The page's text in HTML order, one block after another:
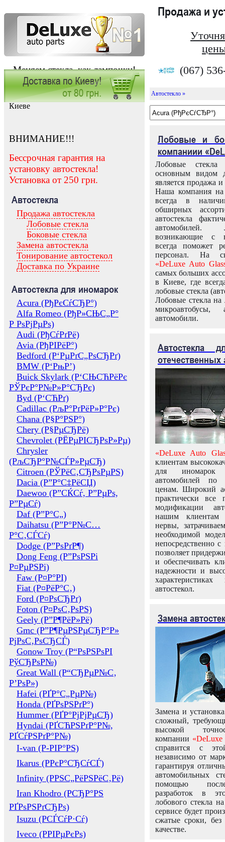
Меняем стекла, как лампочки!
Продажа и
(067)
Заказать установку автостекла в
Киеве
ВНИМАНИЕ!!!
Бессрочная гарантия на
установку автостекла!
Установка от 250 грн.
Автостекла
Продажа автостекла
Лобовые стекла
Боковые стекла
Замена автостекла
Тонирование автостекол
Доставка по Украине
Автостекла для иномарок
Acura (РђРєСѓСЂР°)
Alfa Romeo (РђР»СЊС„Р°
Р РѕРјРµРѕ)
Audi (РђСѓРґРё)
Avia (РђРІРёР°)
Bedford (Р‘РµРґС„РѕСЂРґ)
BMW (Р‘РњР’)
Buick Skylark (Р‘СЊСЋРёРє
РЎРєР°Р№Р»Р°СЂРє)
Byd (Р‘СЋРґ)
Cadillac (РљР°РґРёР»Р°Рє)
Chana (Р§Р°РЅР°)
Chery (Р§РµСЂРё)
Chevrolet (РЁРµРІСЂРѕР»Рµ)
Chrysler
(РљСЂР°Р№СЃР»РµСЂ)
Citroen (РЎРёС‚СЂРѕРµРЅ)
Dacia (Р”Р°С‡РёСЏ)
Daewoo (Р”СЌСѓ, Р”РµРѕ,
Р”РµСѓ)
Daf (Р”Р°С„)
Daihatsu (Р”Р°Р№С…
Р°С‚СЃСѓ)
Dodge (Р”РѕРґР¶)
Dong Feng (Р”РѕРЅРі
Р¤РµРЅРі)
Faw (Р¤Р°РІ)
Fiat (Р¤РёР°С‚)
Ford (Р¤РѕСЂРґ)
Foton (Р¤РѕС‚РѕРЅ)
Geely (Р”Р¶РёР»Рё)
Gmc (Р”Р¶РµРЅРµСЂР°Р»
РјРѕС‚РѕСЂСЃ)
Gonow Troy (Р“РѕРЅРѕРІ
РўСЂРѕР№)
Great Wall (Р“СЂРµР№С‚
Р’РѕР»)
Hafei (РҐР°С„РµР№)
Honda (РҐРѕРЅРґР°)
Hummer (РҐР°РјРјРµСЂ)
Hyndai (РҐСЋРЅРґР°Р№,
РҐСѓРЅРґР°Р№)
I-van (Р-РІР°РЅ)
Ikarus (РРєР°СЂСѓСЃ)
Infinity (РРЅС„РёРЅРёС‚Рё)
Iran Khodro (РСЂР°РЅ
РҐРѕРЅРґСЂРѕ)
Isuzu (РСЃСѓР·Сѓ)
Iveco (РРІРµРєРѕ)
Автостекло »
Лобовые и
компаниии
Лобовые
основным видом
является продажа и
Наша компания на
всегда в
обширных
автостекла
возникающие с
всегда поможет
персонал. На
«DeLuxe Auto
самых больших
в Киеве, где
лобовые стекла
Лобовые стекла на
микроавтобусы,
автомобили.
Автостекла
отечественных
«DeLuxe Auto
клиентам
для иномарок
автомобилей
ценам. Широкий
практически все
модификации
нашим клиентам
нервы,
необходимой
непосредственно
позволяет
и обеспечивать
надежности и
автостекол.
Замена
Замена и
сложный,
высокой
компании «DeLuxe
справится с
независимо от
гарантируя
автомобильных
помощью
разработок в
лобового стекла
сервисе будет
сжатые сроки,
качестве.